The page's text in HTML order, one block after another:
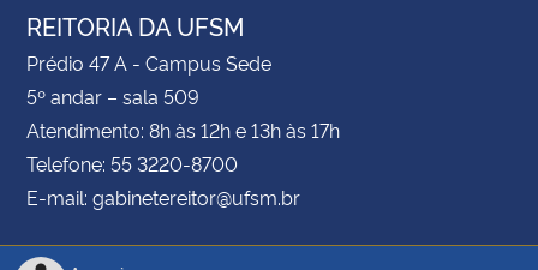
Banco Central do Brasil
Planalto
REITORIA DA UFSM
Prédio 47 A - Campus Sede
5º andar – sala 509
Atendimento: 8h às 12h e 13h às 17h
Telefone: 55 3220-8700
E-mail: gabinetereitor@ufsm.br